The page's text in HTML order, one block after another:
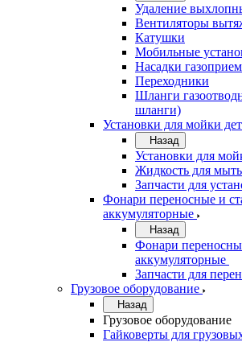
Удаление
Вентиляторы
Катушки
Мобильные
Насадки
Переходники
Шланги
шланги)
Установки для мойки
Назад
Установки для
Жидкость для
Запчасти для
Фонари переносные и
аккумуляторные
Назад
Фонари
аккумуляторные
Запчасти для
Грузовое оборудование
Назад
Грузовое оборудование
Гайковерты для